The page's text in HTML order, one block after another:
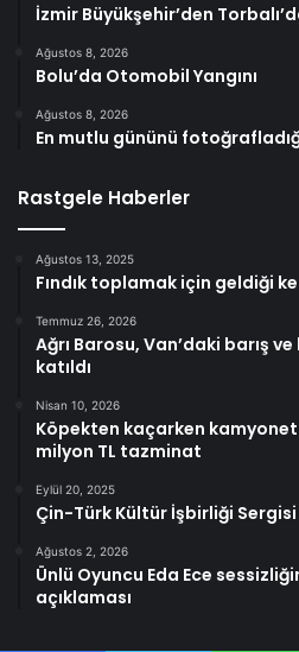
İzmir Büyükşehir’den
Ağustos 8, 2026
Bolu’da Otomobil Yangını
Ağustos 8, 2026
En mutlu gününü
Rastgele Haberler
Ağustos 13, 2025
Fındık toplamak için geldiği
Temmuz 26, 2026
Ağrı Barosu, Van’daki barış
katıldı
Nisan 10, 2026
Köpekten kaçarken
milyon TL tazminat
Eylül 20, 2025
Çin-Türk Kültür İşbirliği Sergisi
Ağustos 2, 2026
Ünlü Oyuncu Eda Ece
açıklaması